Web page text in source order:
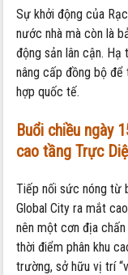
Sự khởi động của
nước nhà mà còn là
động sản lân cận. Hạ
nâng cấp đồng bộ
hợp quốc tế.
Buổi chiều ngày
cao tầng Trực
Tiếp nối sức nóng từ
Global City ra mắt
nên một cơn địa
thời điểm phân khu
trường, sở hữu vị trí